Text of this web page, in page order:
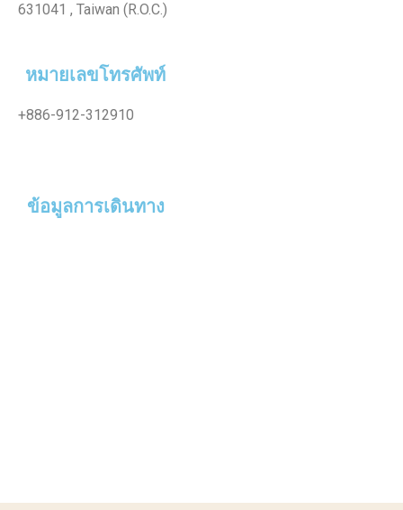
หมายเลขโทรศัพท์
+886-912-312910
631041 , Taiwan (R.O.C.)
ข้อมูลการเดินทาง